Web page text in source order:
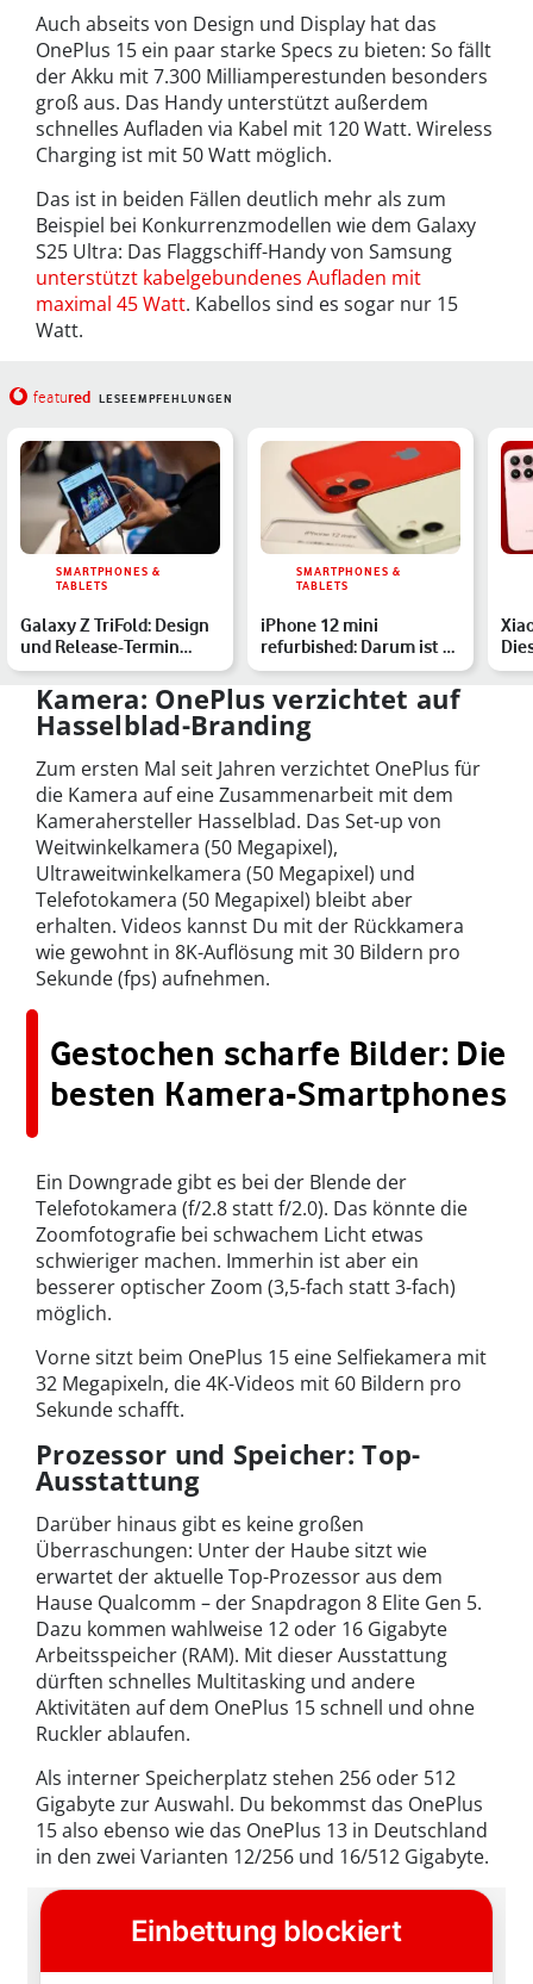
Auch abseits von Design und Display hat das
OnePlus 15 ein paar starke Specs zu bieten: So fällt
der Akku mit 7.300 Milliamperestunden besonders
groß aus. Das Handy unterstützt außerdem
schnelles Aufladen via Kabel mit 120 Watt. Wireless
Charging ist mit 50 Watt möglich.
Das ist in beiden Fällen deutlich mehr als zum
Beispiel bei Konkurrenzmodellen wie dem Galaxy
S25 Ultra: Das Flaggschiff-Handy von Samsung
unterstützt kabelgebundenes Aufladen mit
maximal 45 Watt. Kabellos sind es sogar nur 15
Watt.
featured LESEEMPFEHLUNGEN
SMARTPHONES &
TABLETS
Galaxy Z TriFold: Design
und Release-Termin
endlich bekannt?
SMARTPHONES &
TABLETS
iPhone 12 mini
refurbished: Darum ist es
auch 2025 ein guter Kauf
Kamera: OnePlus verzichtet auf
Hasselblad-Branding
Zum ersten Mal seit Jahren verzichtet OnePlus für
die Kamera auf eine Zusammenarbeit mit dem
Kamerahersteller Hasselblad. Das Set-up von
Weitwinkelkamera (50 Megapixel),
Ultraweitwinkelkamera (50 Megapixel) und
Telefotokamera (50 Megapixel) bleibt aber
erhalten. Videos kannst Du mit der Rückkamera
wie gewohnt in 8K-Auflösung mit 30 Bildern pro
Sekunde (fps) aufnehmen.
Gestochen scharfe Bilder: Die
besten Kamera-Smartphones
Ein Downgrade gibt es bei der Blende der
Telefotokamera (f/2.8 statt f/2.0). Das könnte die
Zoomfotografie bei schwachem Licht etwas
schwieriger machen. Immerhin ist aber ein
besserer optischer Zoom (3,5-fach statt 3-fach)
möglich.
Vorne sitzt beim OnePlus 15 eine Selfiekamera mit
32 Megapixeln, die 4K-Videos mit 60 Bildern pro
Sekunde schafft.
Prozessor und Speicher: Top-
Ausstattung
Darüber hinaus gibt es keine großen
Überraschungen: Unter der Haube sitzt wie
erwartet der aktuelle Top-Prozessor aus dem
Hause Qualcomm – der Snapdragon 8 Elite Gen 5.
Dazu kommen wahlweise 12 oder 16 Gigabyte
Arbeitsspeicher (RAM). Mit dieser Ausstattung
dürften schnelles Multitasking und andere
Aktivitäten auf dem OnePlus 15 schnell und ohne
Ruckler ablaufen.
Als interner Speicherplatz stehen 256 oder 512
Gigabyte zur Auswahl. Du bekommst das OnePlus
15 also ebenso wie das OnePlus 13 in Deutschland
in den zwei Varianten 12/256 und 16/512 Gigabyte.